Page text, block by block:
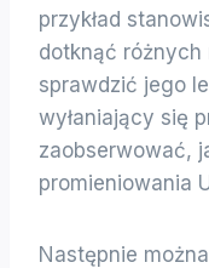
przykład
dotknąć różnych
sprawdzić jego
wyłaniający się
zaobserwować,
promieniowania
Następnie